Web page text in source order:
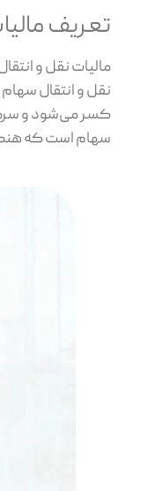
تعریف
نقل و انتقال
کسر می‌شود و
سهام است که